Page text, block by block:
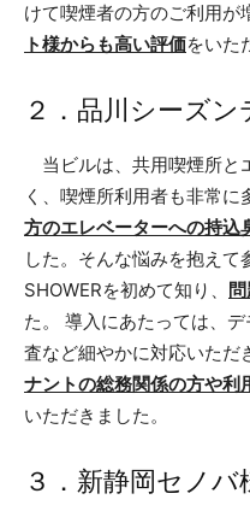
けて喫煙者の方のご利用が
ト様からも高い評価をいた
２．品川シーズン
当ビルは、共用喫煙所と
く、喫煙所利用者も非常に
方のエレベーターへの持込
した。そんな悩みを抱えて
SHOWERを初めて知り、
た。 導入にあたっては、
査など細やかに対応いただ
ナントの総務関係の方や利
いただきました。
３．新静岡セノバ